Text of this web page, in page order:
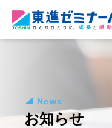
News
お知らせ